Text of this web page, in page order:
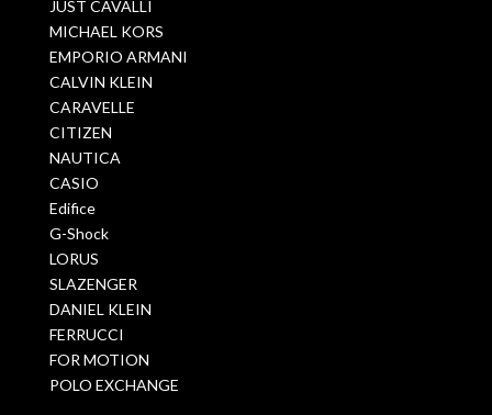
JUST CAVALLI
MICHAEL KORS
EMPORIO ARMANI
CALVIN KLEIN
CARAVELLE
CITIZEN
NAUTICA
CASIO
Edifice
G-Shock
LORUS
SLAZENGER
DANIEL KLEIN
FERRUCCI
FOR MOTION
POLO EXCHANGE